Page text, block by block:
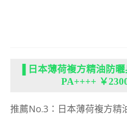
▐ 日本薄荷複方精油防
PA++++ ￥
推薦No.3：日本薄荷複方精